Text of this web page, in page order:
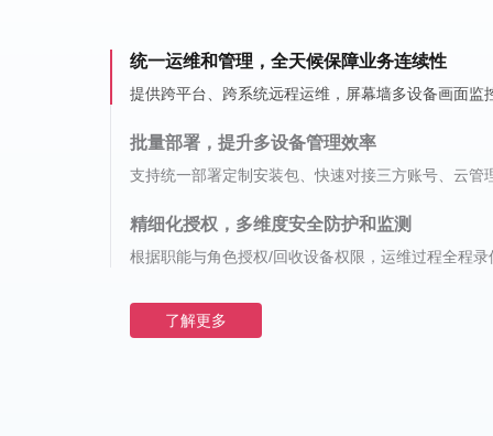
统一运维和管理，全天候保障业务连续性
提供跨平台、跨系统远程运维，屏幕墙多设备画面监
批量部署，提升多设备管理效率
支持统一部署定制安装包、快速对接三方账号、云管
精细化授权，多维度安全防护和监测
根据职能与角色授权/回收设备权限，运维过程全程
了解更多
软硬一体化方案，确保远程办公不中断
高清、流畅的跨设备远程桌面，硬件方案解决远程宕
精细化管理，账号体系适应企业架构
快速对接第三方账号，授权基于企业架构、员工角色
多维度安全措施，确保企业信息安全
加密传输链路，远程事件日志全记录，满足等保三级
客户主导，全流程可视、可控
技术支持工具免安装，客户同意才可远控，操作日志
提升技术支持效率，解决复杂场景难题
支持一对多远程协助，提供AR指导，硬件方案实现
客服全渠道接入，优化企业技术支持流程
快速搭建自有IT客服中心，快速导入ITIL流程，可与
了解更多
提供蜂窝网络连接能力，随时联网实现数据互
4G/5G终端实现设备远程数据安全采集，统一整合至
支持多种工业接口，不同类型设备轻松整合
远程连接串口设备、数控机床、PLC等，搭配SD-
无需抵达现场，随时随地运维远程设备
轻松整合各类设备，实现云端运维、排查故障
了解更多
简化IT运维工作，无需亲临现场
打造集中式管理平台，管理员可远程实时查看、管理
整合不同类型视频监控、打通多点位数据
兼容不同网络环境、打通标准不一的监控设备，统一
确保信息安全，保障数据传输
基于RSA/AES非对称加密传输，可搭配自定义网络